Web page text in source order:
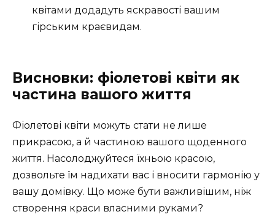
квітами додадуть яскравості вашим
гірським краєвидам.
Висновки: фіолетові квіти як
частина вашого життя
Фіолетові квіти можуть стати не лише
прикрасою, а й частиною вашого щоденного
життя. Насолоджуйтеся їхньою красою,
дозвольте їм надихати вас і вносити гармонію у
вашу домівку. Що може бути важливішим, ніж
створення краси власними руками?